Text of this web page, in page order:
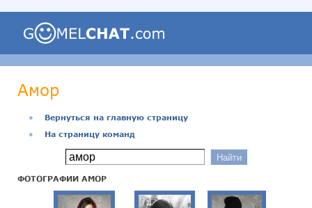
Амор
●
Вернуться на главную страницу
●
На страницу команд
ФОТОГРАФИИ АМОР